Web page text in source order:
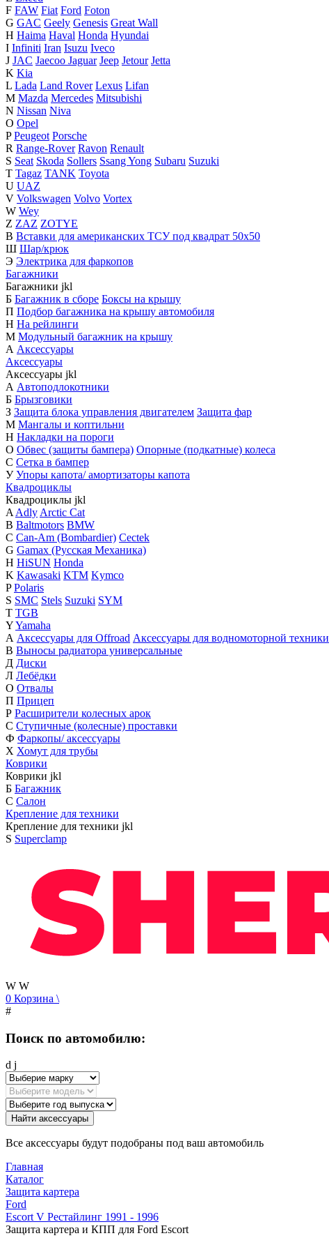
F FAW Fiat Ford Foton
G GAC Geely Genesis Great Wall
H Haima Haval Honda Hyundai
I Infiniti Iran Isuzu Iveco
J JAC Jaecoo Jaguar Jeep Jetour Jetta
K Kia
L Lada Land Rover Lexus Lifan
M Mazda Mercedes Mitsubishi
N Nissan Niva
O Opel
P Peugeot Porsche
R Range-Rover Ravon Renault
S Seat Skoda Sollers Ssang Yong Subaru Suzuki
T Tagaz TANK Toyota
U UAZ
V Volkswagen Volvo Vortex
W Wey
Z ZAZ ZOTYE
В Вставки для американских ТСУ под квадрат 50х50
Ш Шар/крюк
Э Электрика для фаркопов
Багажники
Багажники jkl
Б Багажник в сборе Боксы на крышу
П Подбор багажника на крышу автомобиля
Н На рейлинги
М Модульный багажник на крышу
А Аксессуары
Аксессуары
Аксессуары jkl
А Автоподлокотники
Б Брызговики
З Защита блока управления двигателем Защита фар
М Мангалы и коптильни
Н Накладки на пороги
О Обвес (защиты бампера) Опорные (подкатные) колеса
С Сетка в бампер
У Упоры капота/ амортизаторы капота
Квадроциклы
Квадроциклы jkl
AAdlyArctic Cat
B Baltmotors BMW
C Can-Am (Bombardier) Cectek
G Gamax (Русская Механика)
H HiSUN Honda
K Kawasaki KTM Kymco
P Polaris
S SMC Stels Suzuki SYM
T TGB
YYamaha
А Аксессуары для Offroad Аксессуары для водномоторной техники
В Выносы радиатора универсальные
Д Диски
Л Лебёдки
О Отвалы
П Прицеп
Р Расширители колесных арок
С Ступичные (колесные) проставки
Ф Фаркопы/ аксессуары
Х Хомут для трубы
Коврики
Коврики jkl
Б Багажник
С Салон
Крепление для техники
Крепление для техники jkl
S Superclamp
W W
0 Корзина \
#
Поиск по автомобилю:
d j
Найти аксессуары
Все аксессуары будут подобраны под ваш автомобиль
Главная
Каталог
Защита картера
Ford
Escort V Рестайлинг 1991 - 1996
Защита картера и КПП для Ford Escort